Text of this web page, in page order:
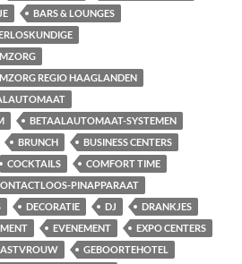
BARS & LOUNGES
REGIO HAAGLANDEN
BETAALAUTOMAAT-SYSTEMEN
BRUNCH
BUSINESS CENTERS
COCKTAILS
COMFORT TIME
PINAPPARAAT
DECORATIE DJ
DRANKJES
EVENEMENT
EXPO CENTERS
GEBOORTEHOTEL